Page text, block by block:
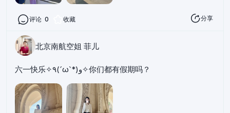
评论 0 收藏 分享
北京南航空姐 菲儿
六一快乐✧٩(ˊωˋ*)و✧你们都有假期吗？